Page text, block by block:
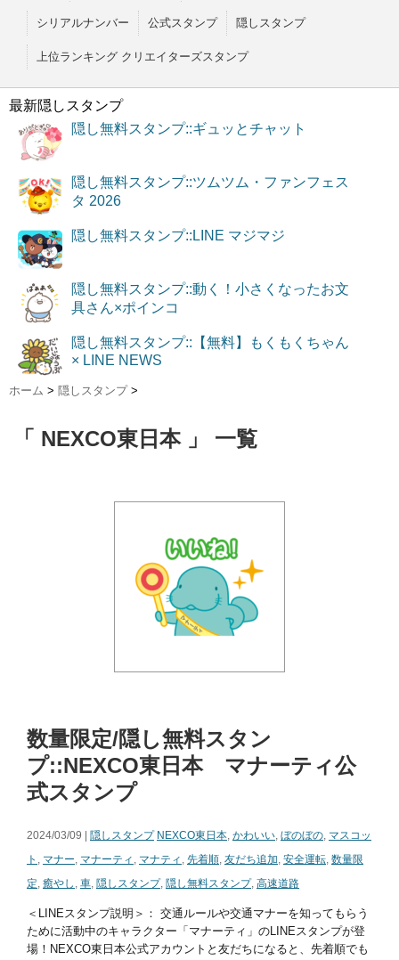
シリアルナンバー 公式スタンプ 隠しスタンプ
上位ランキング クリエイターズスタンプ
最新隠しスタンプ
隠し無料スタンプ::ギュッとチャット
隠し無料スタンプ::ツムツム・ファンフェス
タ 2026
隠し無料スタンプ::LINE マジマジ
隠し無料スタンプ::動く！小さくなったお文
具さん×ポインコ
隠し無料スタンプ::【無料】もくもくちゃん
× LINE NEWS
ホーム > 隠しスタンプ >
「 NEXCO東日本 」 一覧
数量限定/隠し無料スタン
プ::NEXCO東日本 マナーティ公
式スタンプ
2024/03/09 | 隠しスタンプ NEXCO東日本, かわいい, ぼのぼの, マスコッ
ト , マナー, マナーティ , マナティ , 先着順, 友だち追加, 安全運転, 数量限
定, 癒やし , 車, 隠しスタンプ, 隠し無料スタンプ, 高速道路
＜LINEスタンプ説明＞： 交通ルールや交通マナーを知ってもらう
ために活動中のキャラクター「マナーティ」のLINEスタンプが登
場！NEXCO東日本公式アカウントと友だちになると、先着順でも